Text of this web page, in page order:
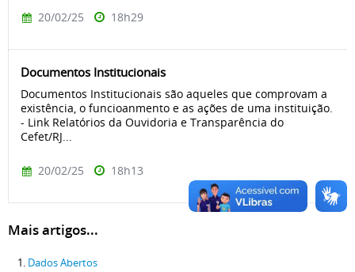
20/02/25 18h29
Documentos Institucionais
Documentos Institucionais são aqueles que comprovam a
existência, o funcioanmento e as ações de uma instituição.
- Link Relatórios da Ouvidoria e Transparência do
Cefet/RJ...
20/02/25 18h13
Mais artigos...
Dados Abertos